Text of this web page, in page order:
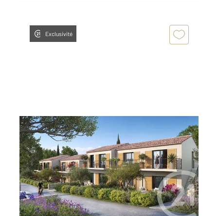
Exclusivité
OLETTA 202
38,02 m2, 2 pièces
Ref : 765
Appartement T2 à vendre
153 000 €
OFFRE DE LANCEMENT L'agence Century21